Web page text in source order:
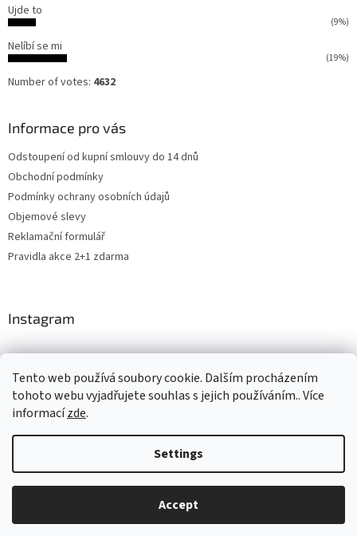
Tento web používá soubory cookie. Dalším procházením
tohoto webu vyjadřujete souhlas s jejich používáním.. Více
informacízde.
Settings
Accept
Ujde to
(9%)
Nelíbí se mi
(19%)
Number of votes: 4632
Informace pro vás
Odstoupení od kupní smlouvy do 14 dnů
Obchodní podmínky
Podmínky ochrany osobních údajů
Objemové slevy
Reklamační formulář
Pravidla akce 2+1 zdarma
Instagram
Shoptet.cz CARDAMON Online Magazín
Created by Shoptet
ROSH.cz. All rights reserved.